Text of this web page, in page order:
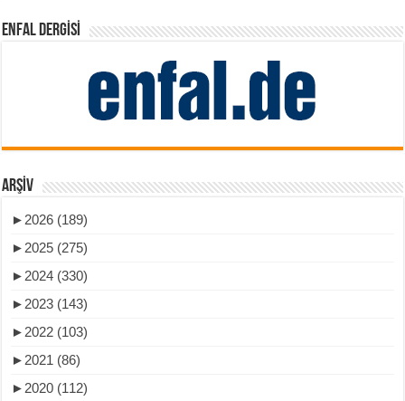
ENFAL DERGISI
ARŞIV
► 2026 (189)
► 2025 (275)
► 2024 (330)
► 2023 (143)
► 2022 (103)
► 2021 (86)
► 2020 (112)